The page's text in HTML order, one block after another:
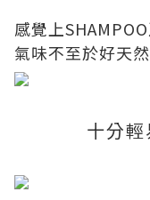
感覺上
氣味不至於好天
十分